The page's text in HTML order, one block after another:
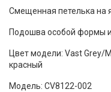
Смещенная петелька на
Подошва особой формы
Цвет модели: Vast Grey/
красный
Модель: CV8122-002